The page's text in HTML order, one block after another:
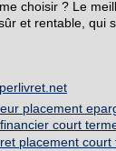
choisir ? Le
et rentable, qui
placement
court
placement court